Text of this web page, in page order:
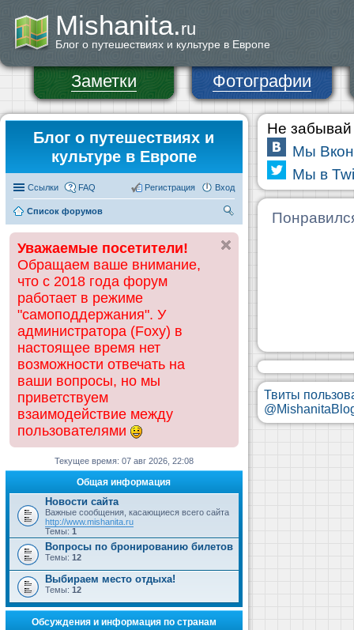
Mishanita.ru
Блог о путешествиях и культуре в Европе
Заметки Фотографии
Блог о путешествиях и
культуре в Европе
Ссылки FAQ Вход
Регистрация
Список форумов
ск
Уважаемые посетители!
Обращаем ваше внимание,
что с 2018 года форум
работает в режиме
"самоподдержания". У
администратора (Foxy) в
настоящее время нет
возможности отвечать на
ваши вопросы, но мы
приветствуем
взаимодействие между
пользователями
Текущее время: 07 авг 2026, 22:08
Общая информация
Новости сайта
Важные сообщения, касающиеся всего сайта
http://www.mishanita.ru
Темы: 1
Вопросы по бронированию билетов
Темы: 12
Выбираем место отдыха!
Темы: 12
Обсуждения и информация по странам
Не забывай
Мы
Мы в
Твиты